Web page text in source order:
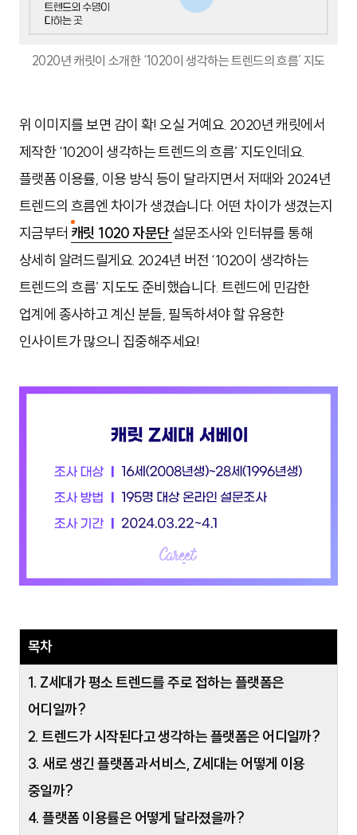
2020년 캐릿이 소개한 ‘1020이 생각하는 트렌드의 흐름’ 지도
위 이미지를 보면 감이 확! 오실 거예요. 2020년 캐릿에서
제작한 ‘1020이 생각하는 트렌드의 흐름’ 지도인데요.
플랫폼 이용률, 이용 방식 등이 달라지면서 저때와 2024년
트렌드의 흐름엔 차이가 생겼습니다. 어떤 차이가 생겼는지
지금부터 캐릿 1020 자문단설문조사와 인터뷰를 통해
상세히 알려드릴게요. 2024년 버전 ‘1020이 생각하는
트렌드의 흐름’ 지도도 준비했습니다. 트렌드에 민감한
업계에 종사하고 계신 분들, 필독하셔야 할 유용한
인사이트가 많으니 집중해주세요!
목차
1. Z세대가 평소 트렌드를 주로 접하는 플랫폼은
어디일까?
2. 트렌드가 시작된다고 생각하는 플랫폼은 어디일까?
3. 새로 생긴 플랫폼과 서비스, Z세대는 어떻게 이용
중일까?
4. 플랫폼 이용률은 어떻게 달라졌을까?